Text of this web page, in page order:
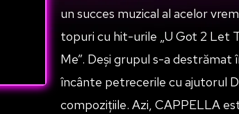
un succes muzical al acelor
topuri cu hit-urile „U Got 2 Let
Me”. Deși grupul s-a destrămat
încânte petrecerile cu ajutorul
compozițiile. Azi, CAPPELLA